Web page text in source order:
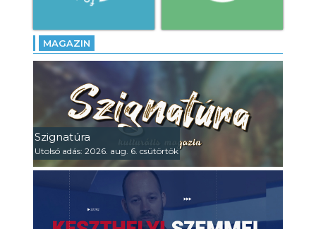
MAGAZIN
Szignatúra
Utolsó adás: 2026. aug. 6. csütörtök